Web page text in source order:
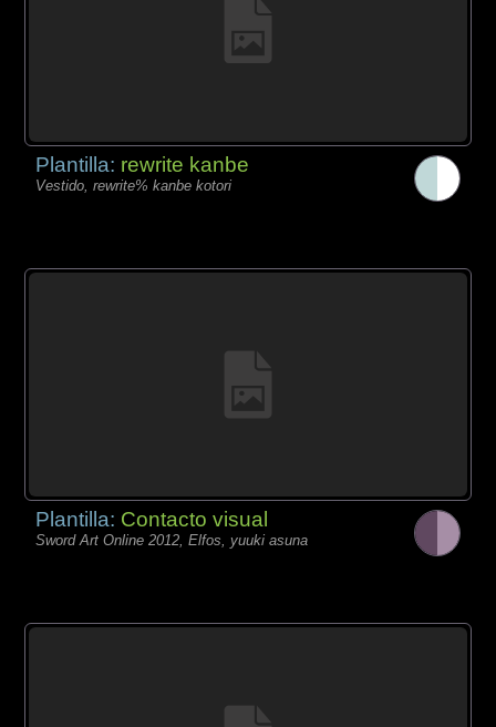
Plantilla: rewrite kanbe
Vestido, rewrite% kanbe kotori
Plantilla: Contacto visual
Sword Art Online 2012, Elfos, yuuki asuna